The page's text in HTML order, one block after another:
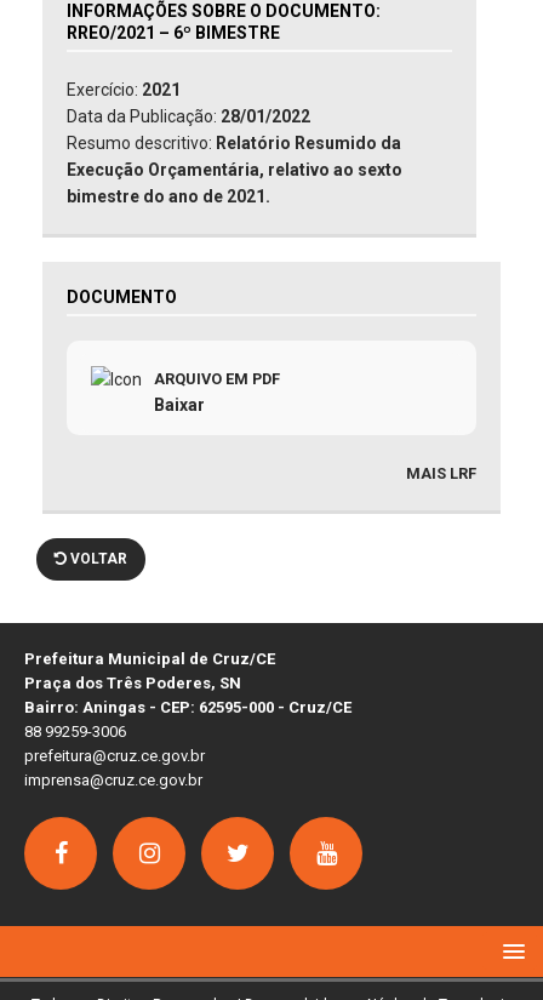
INFORMAÇÕES SOBRE O DOCUMENTO:
RREO/2021 – 6º BIMESTRE
Exercício: 2021
Data da Publicação: 28/01/2022
Resumo descritivo: Relatório Resumido da
Execução Orçamentária, relativo ao sexto
bimestre do ano de 2021.
DOCUMENTO
ARQUIVO EM PDF
Baixar
MAIS LRF
VOLTAR
Prefeitura Municipal de Cruz/CE
Praça dos Três Poderes, SN
Bairro: Aningas - CEP: 62595-000 - Cruz/CE
88 99259-3006
prefeitura@cruz.ce.gov.br
imprensa@cruz.ce.gov.br